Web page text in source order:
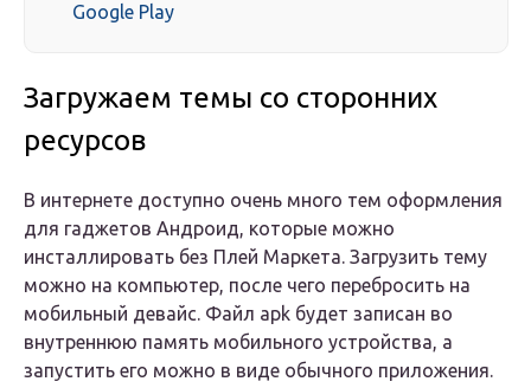
Google Play
Загружаем темы со сторонних
ресурсов
В интернете доступно очень много тем оформления
для гаджетов Андроид, которые можно
инсталлировать без Плей Маркета. Загрузить тему
можно на компьютер, после чего перебросить на
мобильный девайс. Файл apk будет записан во
внутреннюю память мобильного устройства, а
запустить его можно в виде обычного приложения.